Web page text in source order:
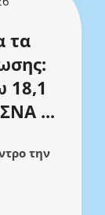
τα
18,1
...
την